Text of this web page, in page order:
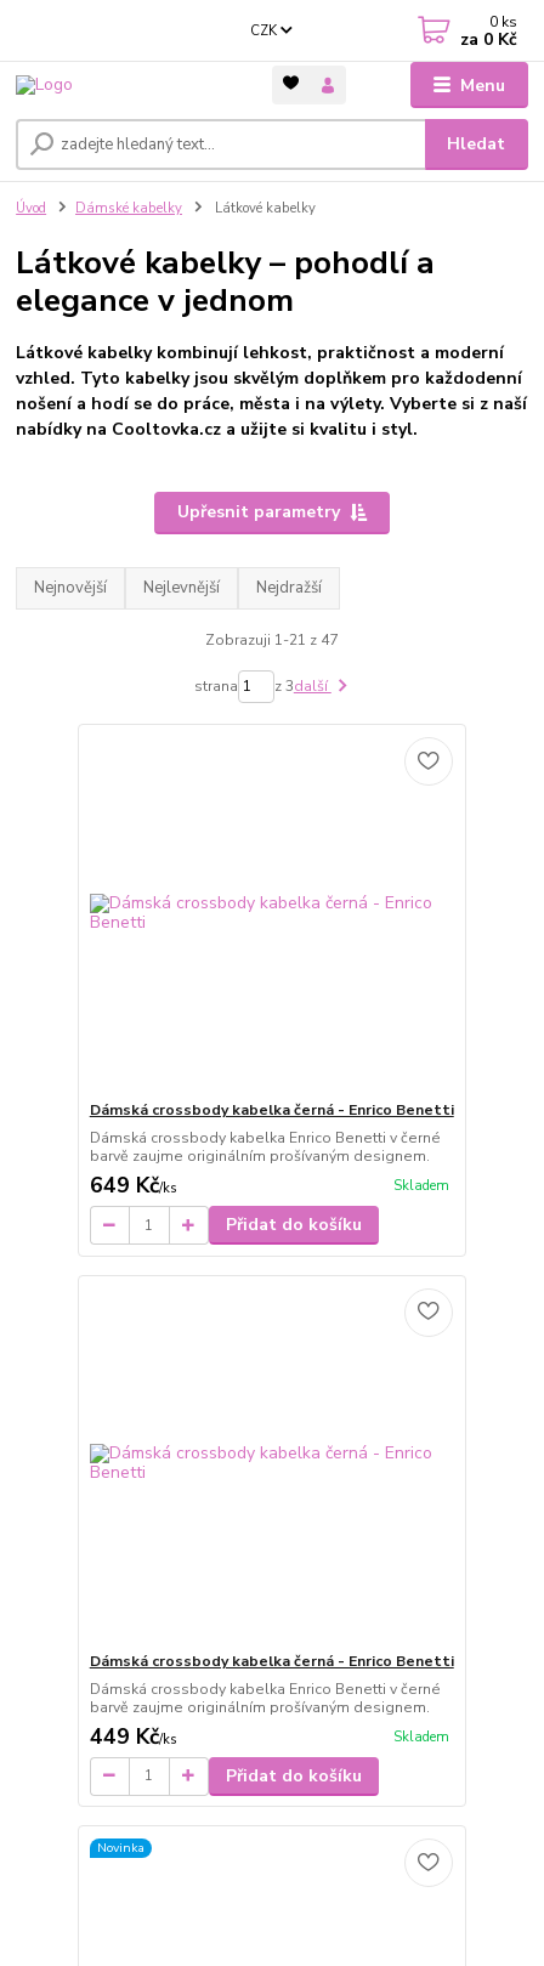
Menu
CZK
Hledat
0 ks
za 0 Kč
Úvod Dámské kabelky Látkové kabelky
Látkové kabelky – pohodlí a
elegance v jednom
Látkové kabelky kombinují lehkost, praktičnost a moderní
vzhled. Tyto kabelky jsou skvělým doplňkem pro každodenní
nošení a hodí se do práce, města i na výlety. Vyberte si z naší
nabídky na Cooltovka.cz a užijte si kvalitu i styl.
Upřesnit parametry
Nejnovější Nejlevnější Nejdražší
Zobrazuji 1-21 z 47
strana z 3další
Dámská crossbody kabelka černá - Enrico Benetti
Dámská crossbody kabelka Enrico Benetti v černé
barvě zaujme originálním prošívaným designem.
649 Kč/ks Skladem
Přidat do košíku
Dámská crossbody kabelka černá - Enrico Benetti
Dámská crossbody kabelka Enrico Benetti v černé
barvě zaujme originálním prošívaným designem.
449 Kč/ks Skladem
Přidat do košíku
Novinka